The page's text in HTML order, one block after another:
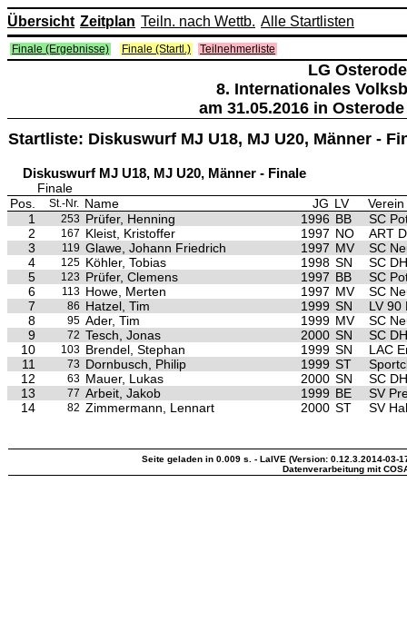
Übersicht Zeitplan Teiln. nach Wettb. Alle Startlisten
Finale (Ergebnisse) Finale (Startl.) Teilnehmerliste
LG Osterode
8. Internationales
am 31.05.2016 in
Startliste: Diskuswurf MJ U18, MJ U20, Männer -
Diskuswurf MJ U18, MJ U20, Männer - Finale
Finale
Pos.
St.-Nr. Name JG LV
Verein
1
253 Prüfer, Henning 1996 BB
SC
2
167 Kleist, Kristoffer 1997 NO
ART
3
119 Glawe, Johann Friedrich 1997 MV
SC
4
125 Köhler, Tobias 1998 SN
SC
5
123 Prüfer, Clemens 1997 BB
SC
6
113 Howe, Merten 1997 MV
SC
7
86 Hatzel, Tim 1999 SN
LV 90
8
95 Ader, Tim 1999 MV
SC
9
72 Tesch, Jonas 2000 SN
SC
10
103 Brendel, Stephan 1999 SN
LAC
11
73 Dornbusch, Philip 1999 ST
12
63 Mauer, Lukas 2000 SN
SC
13
77 Arbeit, Jakob 1999 BE
SV
14
82 Zimmermann, Lennart 2000 ST SV
Seite geladen in 0.009 s. - LaIVE (Version: 0.12.3.2014-03-
Datenverarbeitung mit